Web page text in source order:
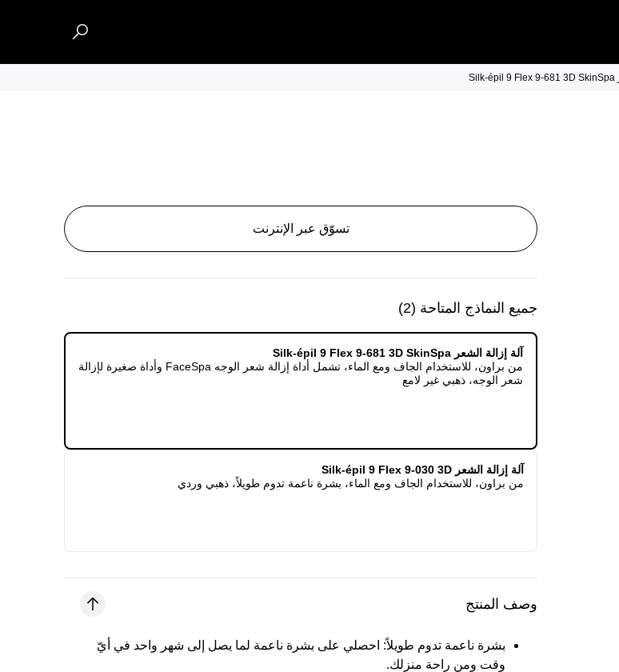
تسوّق عبر الإنترنت
جميع النماذج المتاحة (
2
)
آلة إزالة الشعر Silk-épil 9 Flex 9-681 3D SkinSpa
من براون، للاستخدام الجاف ومع الماء، تشمل أداة إزالة شعر الوجه FaceSpa وأداة صغيرة لإزالة
شعر الوجه، ذهبي غير لامع
آلة إزالة الشعر Silk-épil 9 Flex 9-030 3D
من براون، للاستخدام الجاف ومع الماء، بشرة ناعمة تدوم طويلاً، ذهبي وردي
وصف المنتج
بشرة ناعمة تدوم طويلاً: احصلي على بشرة ناعمة لما يصل إلى شهر واحد في أيّ
وقت ومن راحة منزلك.